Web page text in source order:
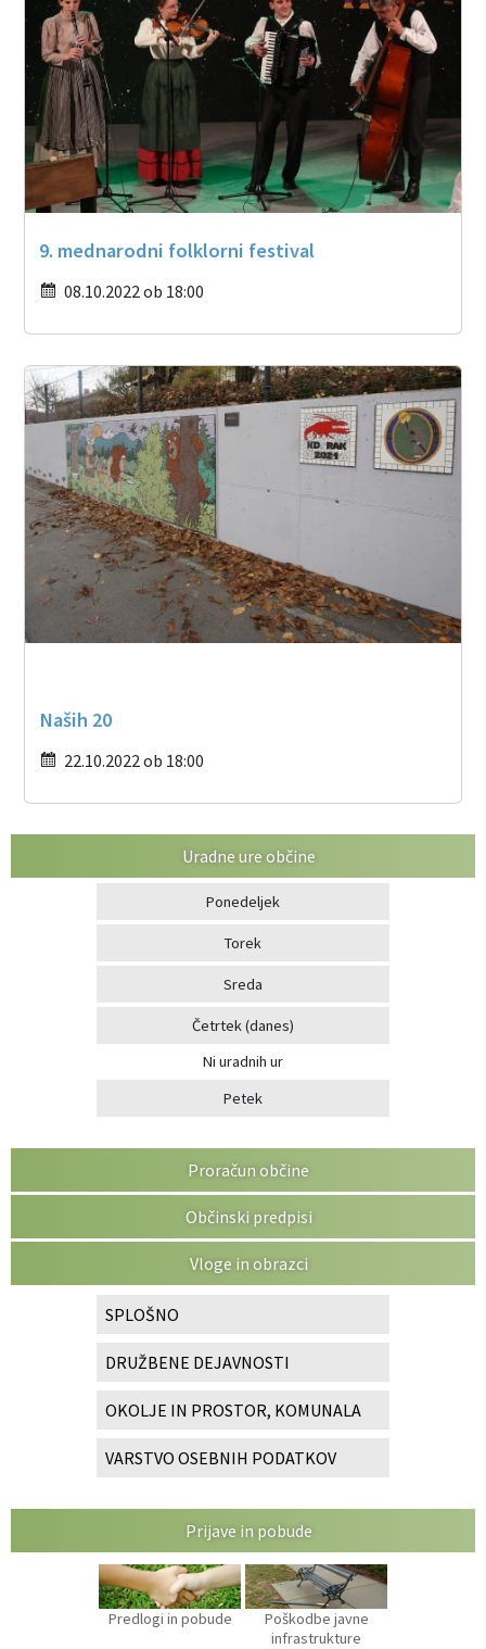
9. mednarodni folklorni festival
08.10.2022 ob 18:00
Naših 20
22.10.2022 ob 18:00
Uradne ure občine
Ponedeljek
Torek
Sreda
Četrtek(danes)
Ni uradnih ur
Petek
Proračun občine
Občinski predpisi
Vloge in obrazci
SPLOŠNO
DRUŽBENE DEJAVNOSTI
OKOLJE IN PROSTOR, KOMUNALA
VARSTVO OSEBNIH PODATKOV
Prijave in pobude
Predlogi in pobude
Poškodbe javne
infrastrukture